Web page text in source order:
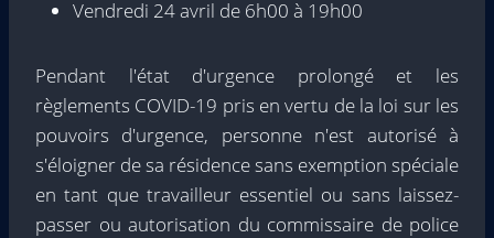
Vendredi 24 avril de 6h00 à 19h00
Pendant l'état d'urgence prolongé et les
règlements COVID-19 pris en vertu de la loi sur les
pouvoirs d'urgence, personne n'est autorisé à
s'éloigner de sa résidence sans exemption spéciale
en tant que travailleur essentiel ou sans laissez-
passer ou autorisation du commissaire de police